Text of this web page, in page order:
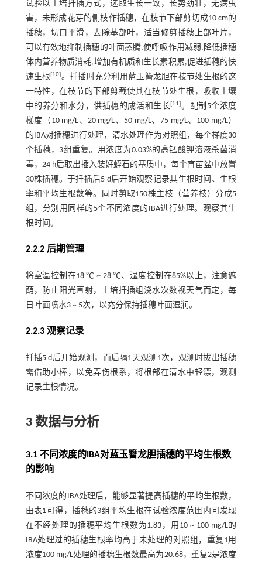
试验以土培扦插方式，选取生长一致，长势劲壮，无病虫
害，未形成花芽的侧枝作插穗，在枝节下部剪切成10 cm的
插穗，切口平滑，去除基部叶，适当修剪插穗上部叶片，
可以有效地抑制插穗的叶面蒸腾,使呼吸作用减弱,降低插穗
体内营养物质消耗,增加有机质和生长素积累,促进插穗的快
速生根[10]。扦插时充分利用蓝玉簪龙胆在枝节处生根的这
一特性，在枝节的下部剪截使其在枝节处生根，吸收土壤
中的养分和水分，供插穗的成活和生长[11]。配制5个浓度
梯度（10 mg/L、20 mg/L、50 mg/L、75 mg/L、100 mg/L）
的IBA对插穗进行处理，清水处理作为对照组，每个梯度30
个插穗，3组重复。用浓度为0.03%的高锰酸钾溶液杀菌消
毒，24 h后取出插入装好蛭石的基质中，每个育苗盆中放置
30株插穗。于扦插后5 d后开始观察记录其生根时间、生根
率和平均生根数等。同时剪取150株主枝（营养枝）分成5
组，分别用同样的5个不同浓度的IBA进行处理。观察其生
根时间。
2.2.2 后期管理
将室温控制在18 ℃ ~ 28 ℃、湿度控制在85%以上，注意遮
荫，防止阳光直射，土培扦插组浇水次数视天气而定，每
日叶面喷水3 ~ 5次，以充分保持插穗叶面湿润。
2.2.3 观察记录
扦插5 d后开始观测，而后隔1天观测1次，观测时拔出插穗
需借助小棒，以免弄伤根系，将根部在清水中轻漂，观测
记录生根情况。
3 数据与分析
3.1 不同浓度的IBA对蓝玉簪龙胆插穗的平均生根数
的影响
不同浓度的IBA处理后，能够显著提高插穗的平均生根数，
由表1 可得，插穗的3组平均生根在试验浓度范围内可发现
在不经处理的插穗平均生根数为1.83，用10 ~ 100 mg/L的
IBA处理过的插穗生根率均高于未处理的对照组，重复1用
浓度100 mg/L处理的插穗生根数最高为20.68，重复2是浓度